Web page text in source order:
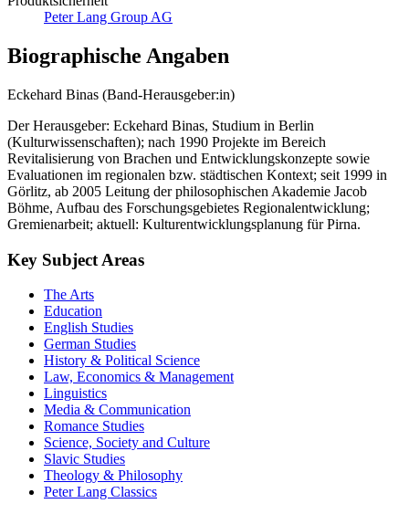
Peter Lang Group AG
Biographische Angaben
Eckehard Binas (Band-Herausgeber:in)
Der Herausgeber: Eckehard Binas, Studium in Berlin
(Kulturwissenschaften); nach 1990 Projekte im Bereich
Revitalisierung von Brachen und Entwicklungskonzepte sowie
Evaluationen im regionalen bzw. städtischen Kontext; seit 1999 in
Görlitz, ab 2005 Leitung der philosophischen Akademie Jacob
Böhme, Aufbau des Forschungsgebietes Regionalentwicklung;
Gremienarbeit; aktuell: Kulturentwicklungsplanung für Pirna.
Key Subject Areas
The Arts
Education
English Studies
German Studies
History & Political Science
Law, Economics & Management
Linguistics
Media & Communication
Romance Studies
Science, Society and Culture
Slavic Studies
Theology & Philosophy
Peter Lang Classics